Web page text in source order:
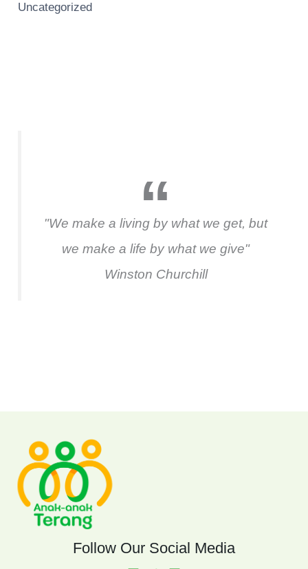
Uncategorized
"We make a living by what we get, but
we make a life by what we give"
Winston Churchill
Follow Our Social Media